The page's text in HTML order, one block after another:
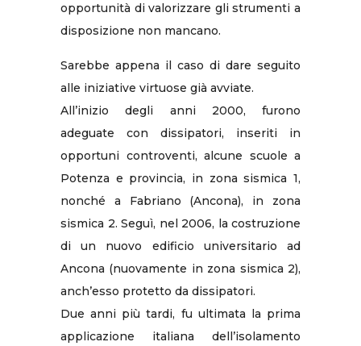
opportunità di valorizzare gli strumenti a
disposizione non mancano.
Sarebbe appena il caso di dare seguito
alle iniziative virtuose già avviate.
All’inizio degli anni 2000, furono
adeguate con dissipatori, inseriti in
opportuni controventi, alcune scuole a
Potenza e provincia, in zona sismica 1,
nonché a Fabriano (Ancona), in zona
sismica 2. Seguì, nel 2006, la costruzione
di un nuovo edificio universitario ad
Ancona (nuovamente in zona sismica 2),
anch’esso protetto da dissipatori.
Due anni più tardi, fu ultimata la prima
applicazione italiana dell’isolamento